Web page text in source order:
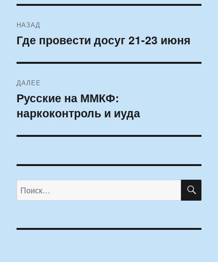
по
НАЗАД
Предыдущая
Где провести досуг 21-23 июня
ДАЛЕЕ
Следующая
запись:
Русские на ММКФ:
наркоконтроль и иуда
Искать: